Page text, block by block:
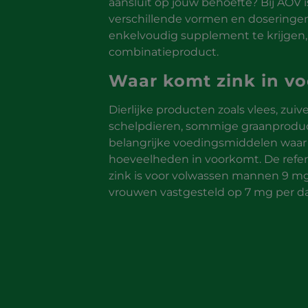
verschillende vormen en
enkelvoudig supplement te krijgen,
combinatieproduct.
Waar komt zink in
Dierlijke producten zoals vlees,
schelpdieren, sommige
belangrijke voedingsmiddelen
hoeveelheden in voorkomt. De
zink is voor volwassen mannen 9
vrouwen vastgesteld op 7 mg per